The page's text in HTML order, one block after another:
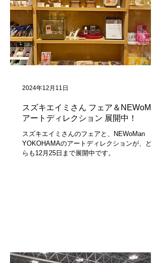
スズキエイミさん フェア＆NEWoMan
アートディレクション 展開中！
スズキエイミさんのフェアと、NEWoMan
YOKOHAMAのアートディレクションが、どち
らも12月25日まで展開中です。
2024年12月11日